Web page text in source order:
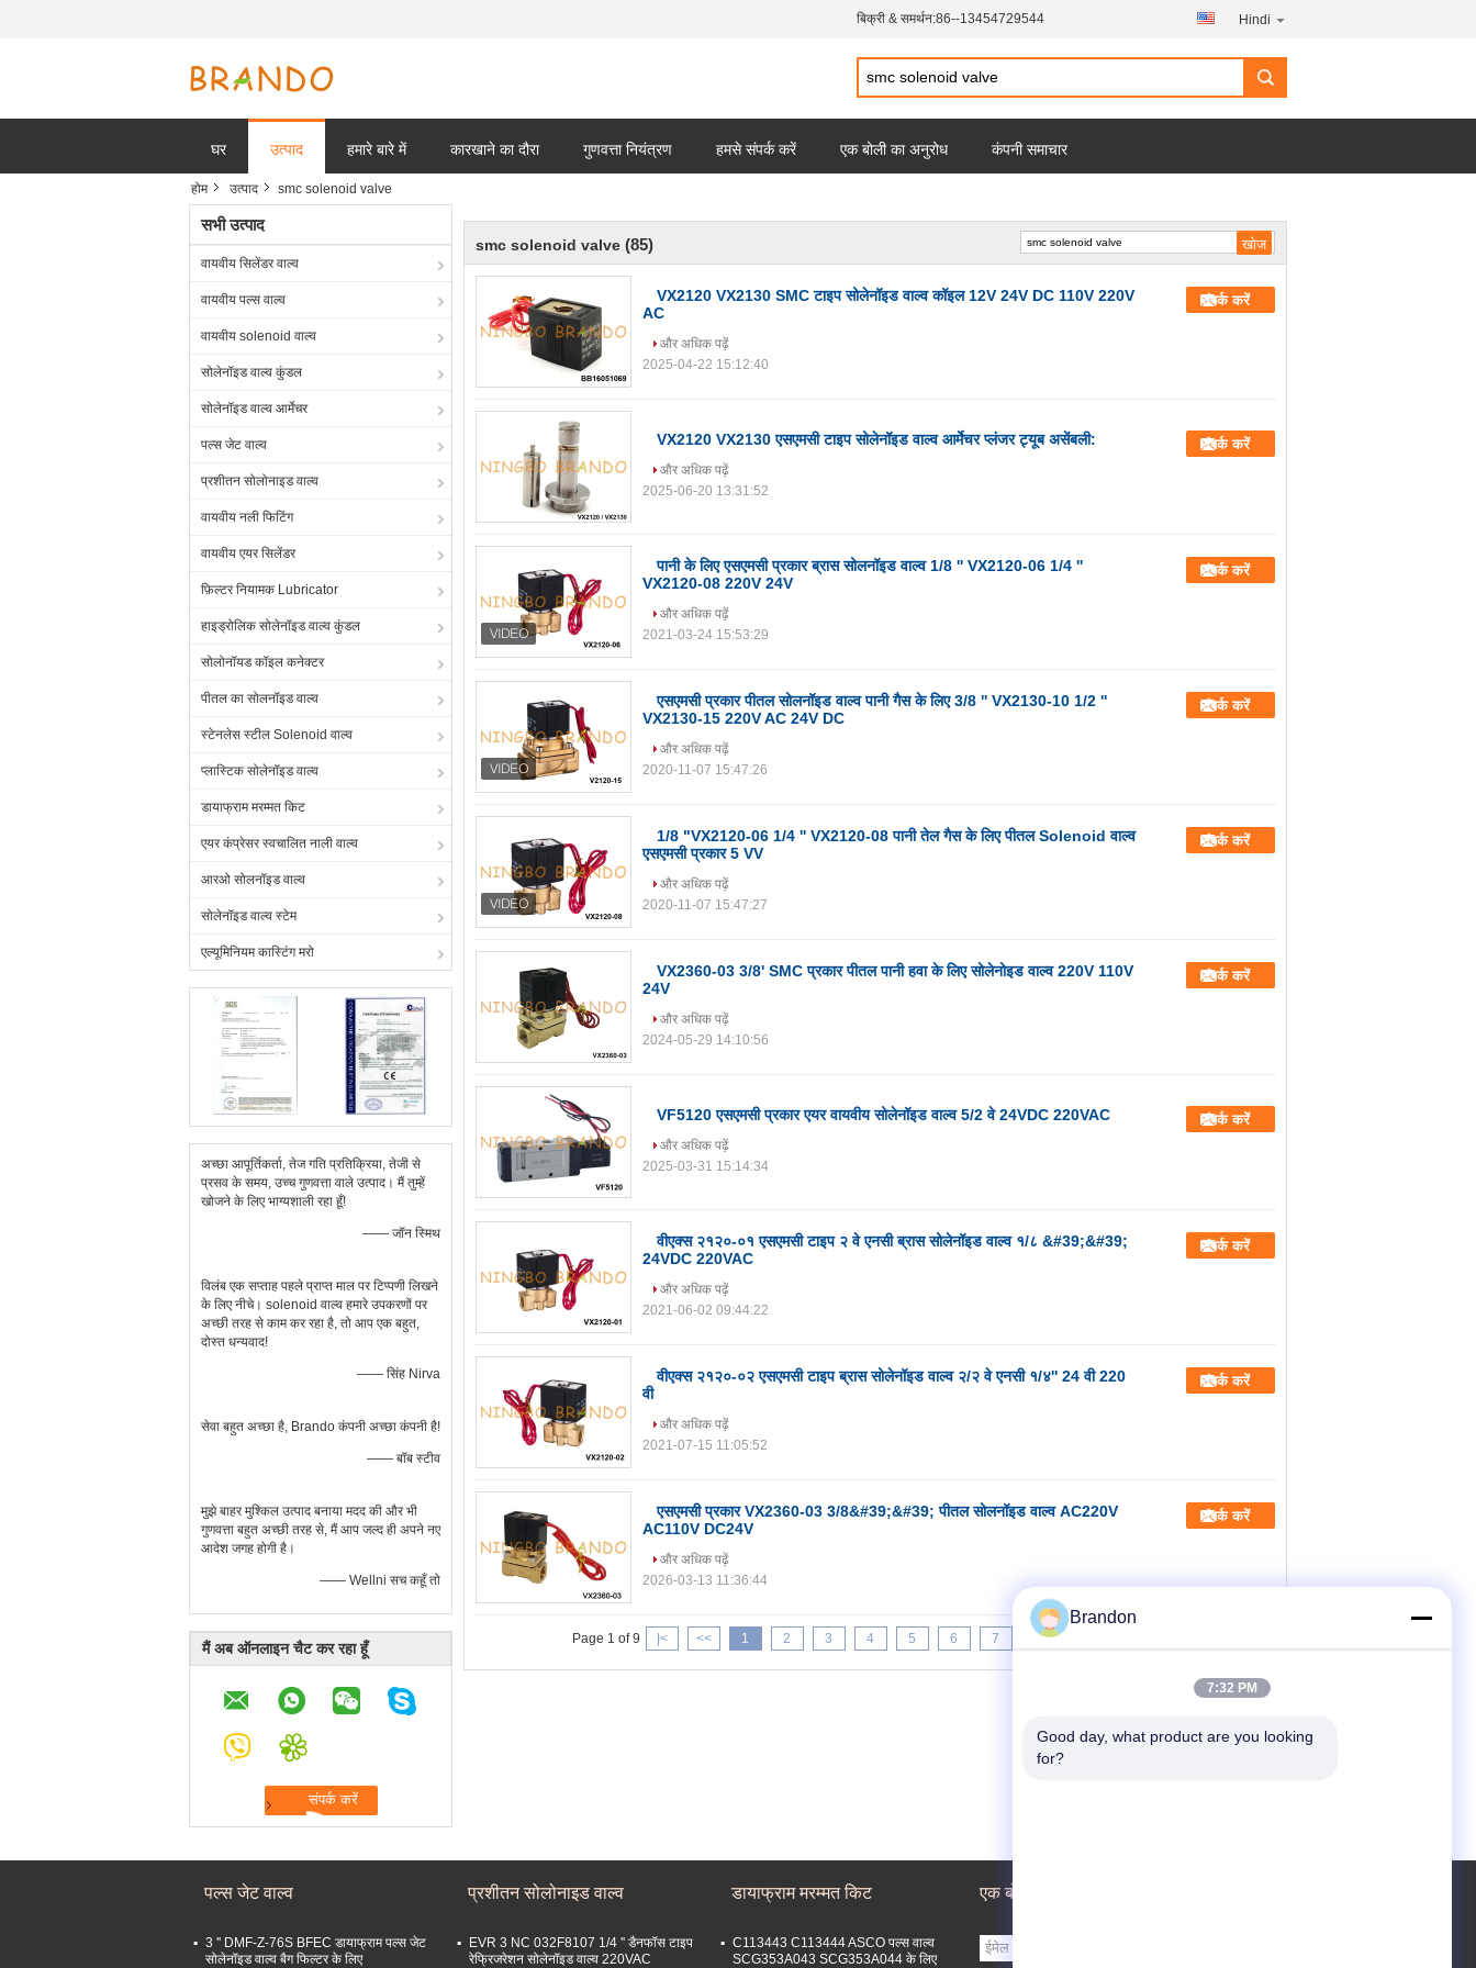
बिक्री & समर्थन:86--13454729544 Hindi
घर उत्पाद हमारे बारे में कारखाने का दौरा गुणवत्ता नियंत्रण हमसे संपर्क करें एक बोली का अनुरोध कंपनी समाचार
होम उत्पाद smc solenoid valve
सभी उत्पाद
वायवीय सिलेंडर वाल्व
वायवीय पल्स वाल्व
वायवीय solenoid वाल्व
सोलेनॉइड वाल्व कुंडल
सोलेनॉइड वाल्व आर्मेचर
पल्स जेट वाल्व
प्रशीतन सोलोनाइड वाल्व
वायवीय नली फिटिंग
वायवीय एयर सिलेंडर
फ़िल्टर नियामक Lubricator
हाइड्रोलिक सोलेनॉइड वाल्व कुंडल
सोलोनॉयड कॉइल कनेक्टर
पीतल का सोलनॉइड वाल्व
स्टेनलेस स्टील Solenoid वाल्व
प्लास्टिक सोलेनॉइड वाल्व
डायाफ्राम मरम्मत किट
एयर कंप्रेसर स्वचालित नाली वाल्व
आरओ सोलनॉइड वाल्व
सोलेनॉइड वाल्व स्टेम
एल्यूमिनियम कास्टिंग मरो
अच्छा आपूर्तिकर्ता, तेज गति प्रतिक्रिया, तेजी से
प्रसव के समय, उच्च गुणवत्ता वाले उत्पाद। मैं तुम्हें
खोजने के लिए भाग्यशाली रहा हूँ!
—— जॉन स्मिथ
विलंब एक सप्ताह पहले प्राप्त माल पर टिप्पणी लिखने
के लिए नीचे। solenoid वाल्व हमारे उपकरणों पर
अच्छी तरह से काम कर रहा है, तो आप एक बहुत,
दोस्त धन्यवाद!
—— सिंह Nirva
सेवा बहुत अच्छा है, Brando कंपनी अच्छा कंपनी है!
—— बॉब स्टीव
मुझे बाहर मुश्किल उत्पाद बनाया मदद की और भी
गुणवत्ता बहुत अच्छी तरह से, मैं आप जल्द ही अपने नए
आदेश जगह होगी है।
—— Wellni सच कहूँ तो
मैं अब ऑनलाइन चैट कर रहा हूँ
smc solenoid valve (85)
VX2120 VX2130 SMC टाइप सोलेनॉइड वाल्व कॉइल 12V 24V DC 110V 220V
AC
संपर्क करें
और अधिक पढ़ें
2025-04-22 15:12:40
VX2120 VX2130 एसएमसी टाइप सोलेनॉइड वाल्व आर्मेचर प्लंजर ट्यूब असेंबली: संपर्क करें
और अधिक पढ़ें
2025-06-20 13:31:52
पानी के लिए एसएमसी प्रकार ब्रास सोलनॉइड वाल्व 1/8 '' VX2120-06 1/4 ''
VX2120-08 220V 24V
संपर्क करें
और अधिक पढ़ें
2021-03-24 15:53:29
एसएमसी प्रकार पीतल सोलनॉइड वाल्व पानी गैस के लिए 3/8 '' VX2130-10 1/2 ''
VX2130-15 220V AC 24V DC
संपर्क करें
और अधिक पढ़ें
2020-11-07 15:47:26
1/8 "VX2120-06 1/4 '' VX2120-08 पानी तेल गैस के लिए पीतल Solenoid वाल्व
एसएमसी प्रकार 5 VV
संपर्क करें
और अधिक पढ़ें
2020-11-07 15:47:27
VX2360-03 3/8' SMC प्रकार पीतल पानी हवा के लिए सोलेनोइड वाल्व 220V 110V
24V
संपर्क करें
और अधिक पढ़ें
2024-05-29 14:10:56
VF5120 एसएमसी प्रकार एयर वायवीय सोलेनॉइड वाल्व 5/2 वे 24VDC 220VAC संपर्क करें
और अधिक पढ़ें
2025-03-31 15:14:34
वीएक्स २१२०-०१ एसएमसी टाइप २ वे एनसी ब्रास सोलेनॉइड वाल्व १/८ &#39;&#39;
24VDC 220VAC
संपर्क करें
और अधिक पढ़ें
2021-06-02 09:44:22
वीएक्स २१२०-०२ एसएमसी टाइप ब्रास सोलेनॉइड वाल्व २/२ वे एनसी १/४'' 24 वी 220
वी
संपर्क करें
और अधिक पढ़ें
2021-07-15 11:05:52
एसएमसी प्रकार VX2360-03 3/8&#39;&#39; पीतल सोलनॉइड वाल्व AC220V
AC110V DC24V
संपर्क करें
और अधिक पढ़ें
2026-03-13 11:36:44
Page 1 of 9 |< << 1 2 3 4 5 6 7 8
पल्स जेट वाल्व
3 '' DMF-Z-76S BFEC डायाफ्राम पल्स जेट
सोलेनॉइड वाल्व बैग फिल्टर के लिए
प्रशीतन सोलोनाइड वाल्व
EVR 3 NC 032F8107 1/4 '' डैनफॉस टाइप
रेफ्रिजरेशन सोलेनॉइड वाल्व 220VAC
डायाफ्राम मरम्मत किट
C113443 C113444 ASCO पल्स वाल्व
SCG353A043 SCG353A044 के लिए
एक बोली का अनुरोध
Brandon
7:32 PM
Good day, what product are you looking
for?